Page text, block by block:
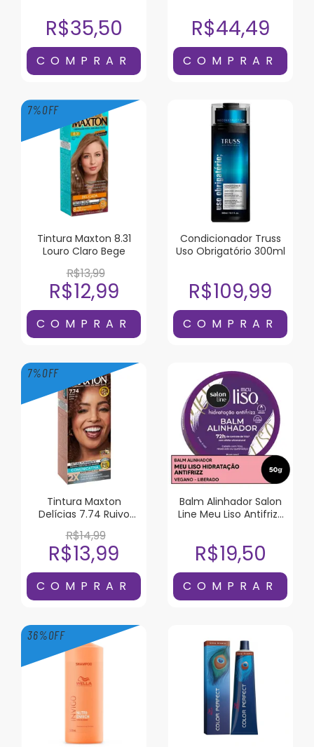
R$35,50 R$44,49
7%OFF
Tintura Maxton 8.31
Louro Claro Bege
R$13,99
R$12,99
Condicionador Truss
Uso Obrigatório 300ml
R$109,99
7%OFF
Tintura Maxton
Delícias 7.74 Ruivo
R$14,99
R$13,99
Balm Alinhador Salon
Line Meu Liso Antifrizz
R$19,50
36%OFF